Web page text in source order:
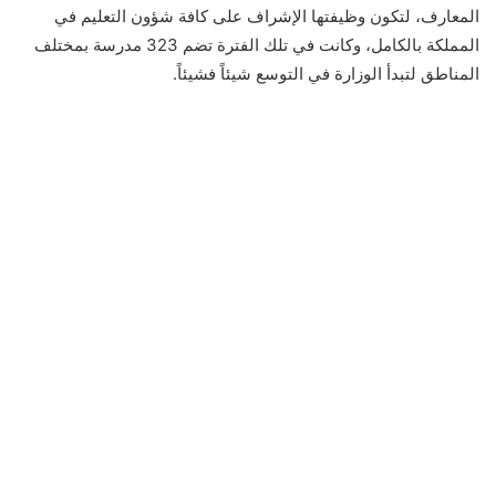
المعارف، لتكون وظيفتها الإشراف على كافة شؤون التعليم في
المملكة بالكامل، وكانت في تلك الفترة تضم 323 مدرسة بمختلف
المناطق لتبدأ الوزارة في التوسع شيئاً فشيئاً.